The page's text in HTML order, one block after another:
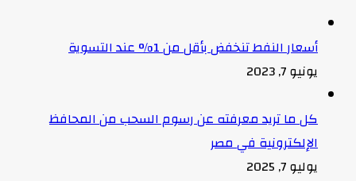
أسعار النفط تنخفض بأقل من 1% عند التسوية
يونيو 7, 2023
كل ما تريد معرفته عن رسوم السحب من المحافظ
الإلكترونية في مصر
يوليو 7, 2025